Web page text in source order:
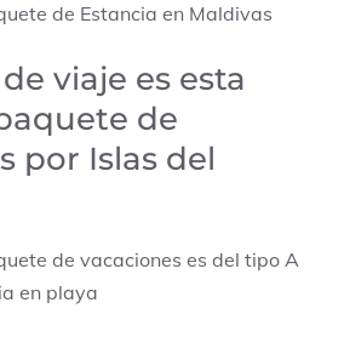
de Estancia en Maldivas
viaje es esta
de
por Islas del
de vacaciones es del tipo A
en playa